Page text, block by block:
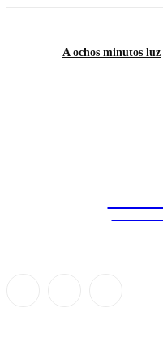
A ochos minutos luz